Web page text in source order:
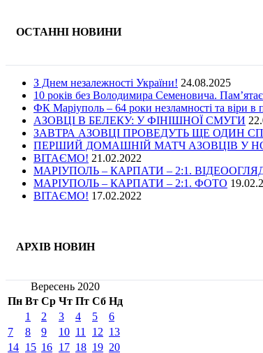
ОСТАННІ НОВИНИ
З Днем незалежності України! 24.08.2025
10 років без Володимира Семеновича.
ФК Маріуполь – 64 роки незламності та віри в
АЗОВЦІ В БЕЛЕКУ: У ФІНІШНОЇ СМУГИ
ЗАВТРА АЗОВЦІ ПРОВЕДУТЬ ЩЕ ОДИН
ПЕРШИЙ ДОМАШНІЙ МАТЧ АЗОВЦІВ У
ВІТАЄМО! 21.02.2022
МАРІУПОЛЬ – КАРПАТИ – 2:1.
МАРІУПОЛЬ – КАРПАТИ – 2:1. ФОТО
ВІТАЄМО! 17.02.2022
АРХІВ НОВИН
Вересень 2020
Пн Вт Ср Чт Пт Сб Нд
1
2 3 4 5
6
7
8 9 10 11 12 13
14 15 16 17 18 19 20